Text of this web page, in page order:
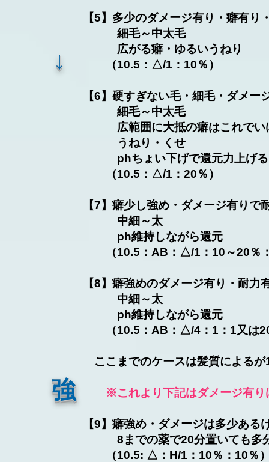
​↓
​強
【5】多少のダメージ有り・癖有
細毛～中太毛
広がる癖・ゆるいうねり
（10.5：△/1：10％）
【6】硬すぎない毛・細毛・ダメ
細毛～中太毛
広範囲に大抵の癖はこれで
うねり・くせ
phちょい下げで還元力上
（10.5：△/1：20％）
【7】癖少し強め・ダメージ有り
​ 中細～太
ph維持しながら還元
（10.5：AB：△/1：10～20％
【8】癖強めのダメージ有り・耐力
中細～太
ph維持しながら還元
（10.5：AB：△/4：1：1又は
ここまでのケースは髪質による
※これより下記はダメージ有り
【9】癖強め・ダメージは多少ある
8までの薬で20分置いても多
（10.5: △：H/1：10％：10％